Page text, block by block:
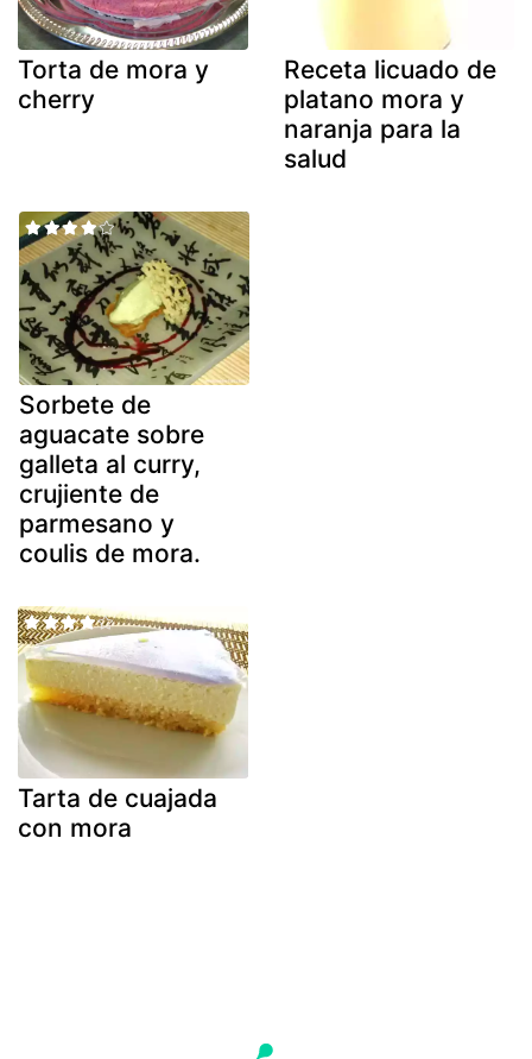
Torta de mora y
cherry
Receta licuado de
platano mora y
naranja para la
salud
Sorbete de
aguacate sobre
galleta al curry,
crujiente de
parmesano y
coulis de mora.
Tarta de cuajada
con mora